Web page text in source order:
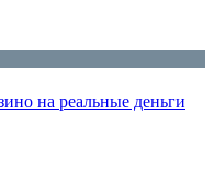
на реальные деньги